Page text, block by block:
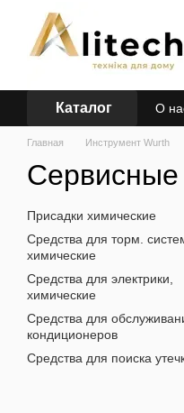
Перейти к основному
Каталог О
Главная Инструмент Wurth
Сервисные
Присадки химические
Средства для торм.
химические
Средства для электрики,
химические
Средства для
кондиционеров
Средства для поиска